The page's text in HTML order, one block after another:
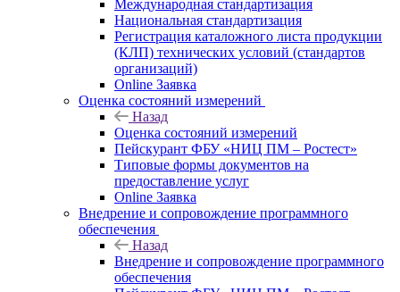
Международная стандартизация
Национальная стандартизация
Регистрация каталожного листа продукции
(КЛП) технических условий (стандартов
организаций)
Online Заявка
Оценка состояний измерений
Назад
Оценка состояний измерений
Пейскурант ФБУ «НИЦ ПМ – Ростест»
Типовые формы документов на
предоставление услуг
Online Заявка
Внедрение и сопровождение программного
обеспечения
Назад
Внедрение и сопровождение программного
обеспечения